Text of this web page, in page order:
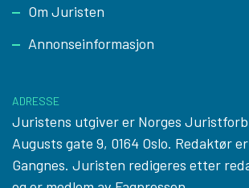
Footer
Om Juristen
Annonseinformasjon
ADRESSE
Juristens utgiver er Norges
Augusts gate 9, 0164 Oslo. Redaktør
Gangnes. Juristen redigeres etter